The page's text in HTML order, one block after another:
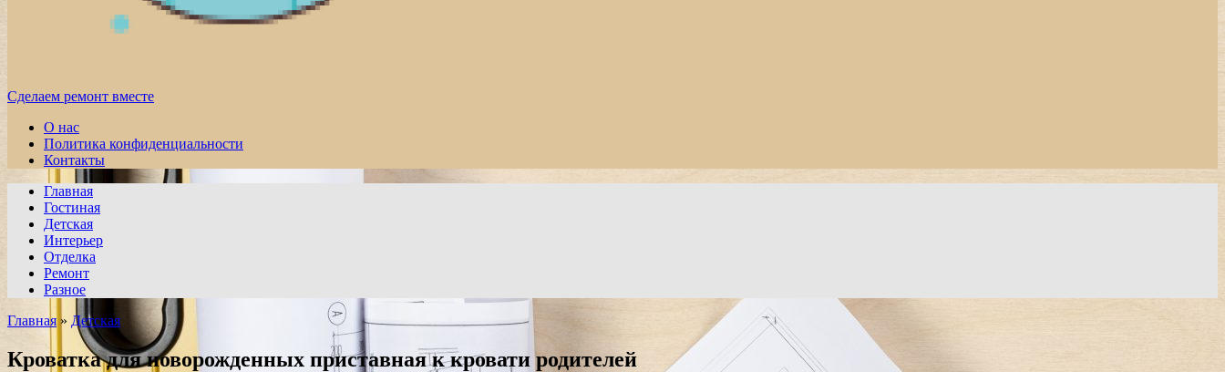
Сделаем ремонт вместе
О нас
Политика конфиденциальности
Контакты
Главная
Гостиная
Детская
Интерьер
Отделка
Ремонт
Разное
Главная » Детская
Кроватка для новорожденных приставная к кровати родителей